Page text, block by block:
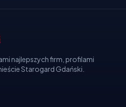
najlepszych firm, profilami
Starogard Gdański.